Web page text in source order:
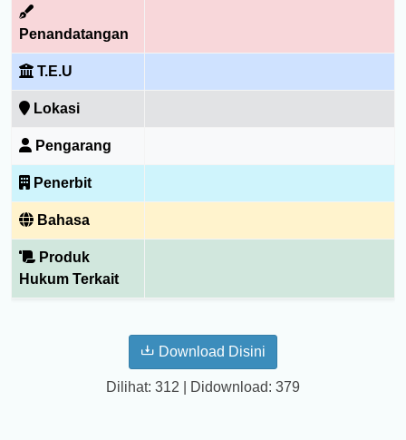
Penandatangan
T.E.U
Lokasi
Pengarang
Penerbit
Bahasa
Produk
Hukum Terkait
Download Disini
Dilihat: 312 | Didownload: 379